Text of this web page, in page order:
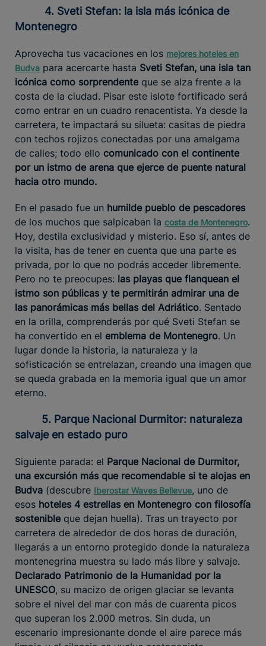
4. Sveti Stefan: la isla más icónica de
Montenegro
Aprovecha tus vacaciones en los mejores hoteles en
Budva para acercarte hasta Sveti Stefan, una isla tan
icónica como sorprendente que se alza frente a la
costa de la ciudad. Pisar este islote fortificado será
como entrar en un cuadro renacentista. Ya desde la
carretera, te impactará su silueta: casitas de piedra
con techos rojizos conectadas por una amalgama
de calles; todo ello comunicado con el continente
por un istmo de arena que ejerce de puente natural
hacia otro mundo.
En el pasado fue un humilde pueblo de pescadores
de los muchos que salpicaban la costa de Montenegro.
Hoy, destila exclusividad y misterio. Eso sí, antes de
la visita, has de tener en cuenta que una parte es
privada, por lo que no podrás acceder libremente.
Pero no te preocupes: las playas que flanquean el
istmo son públicas y te permitirán admirar una de
las panorámicas más bellas del Adriático. Sentado
en la orilla, comprenderás por qué Sveti Stefan se
ha convertido en el emblema de Montenegro. Un
lugar donde la historia, la naturaleza y la
sofisticación se entrelazan, creando una imagen que
se queda grabada en la memoria igual que un amor
eterno.
5. Parque Nacional Durmitor: naturaleza
salvaje en estado puro
Siguiente parada: el Parque Nacional de Durmitor,
una excursión más que recomendable si te alojas en
Budva (descubre Iberostar Waves Bellevue, uno de
esos hoteles 4 estrellas en Montenegro con filosofía
sostenible que dejan huella). Tras un trayecto por
carretera de alrededor de dos horas de duración,
llegarás a un entorno protegido donde la naturaleza
montenegrina muestra su lado más libre y salvaje.
Declarado Patrimonio de la Humanidad por la
UNESCO, su macizo de origen glaciar se levanta
sobre el nivel del mar con más de cuarenta picos
que superan los 2.000 metros. Sin duda, un
escenario impresionante donde el aire parece más